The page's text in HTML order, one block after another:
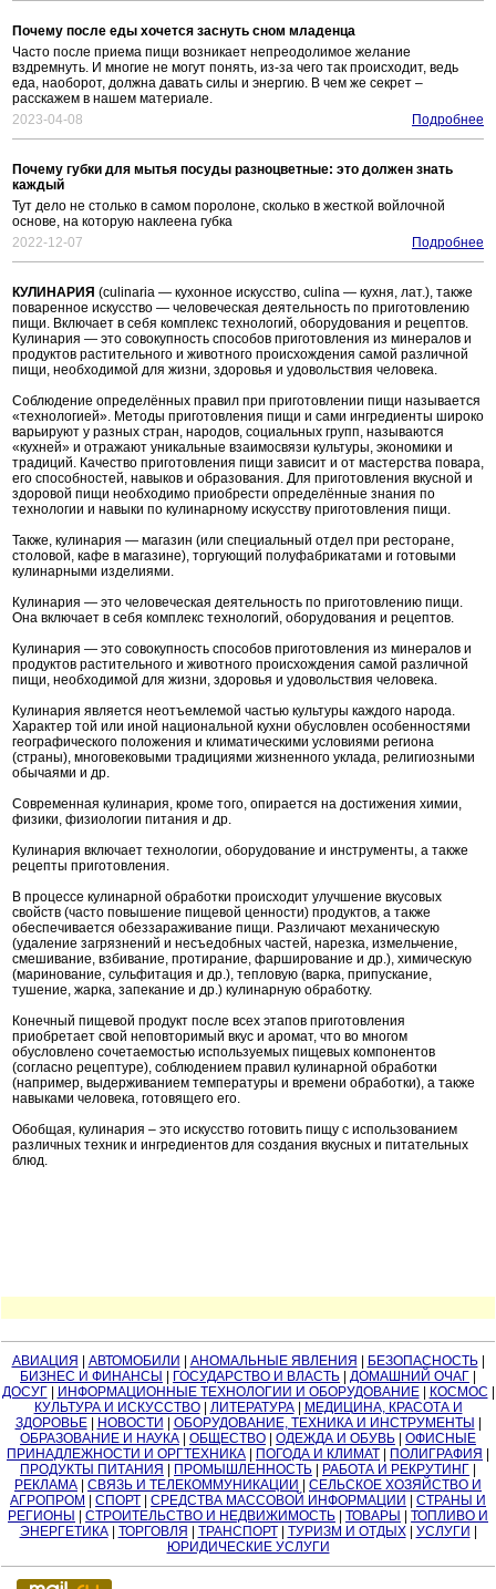
Почему после еды хочется заснуть сном младенца
Часто после приема пищи возникает непреодолимое желание
вздремнуть. И многие не могут понять, из-за чего так происходит, ведь
еда, наоборот, должна давать силы и энергию. В чем же секрет –
расскажем в нашем материале.
2023-04-08
Подробнее
Почему губки для мытья посуды разноцветные: это должен знать
каждый
Тут дело не столько в самом поролоне, сколько в жесткой войлочной
основе, на которую наклеена губка
2022-12-07
Подробнее
КУЛИНАРИЯ (culinaria — кухонное искусство, culina — кухня, лат.), также
поваренное искусство — человеческая деятельность по приготовлению
пищи. Включает в себя комплекс технологий, оборудования и рецептов.
Кулинария — это совокупность способов приготовления из минералов и
продуктов растительного и животного происхождения самой различной
пищи, необходимой для жизни, здоровья и удовольствия человека.
Соблюдение определённых правил при приготовлении пищи называется
«технологией». Методы приготовления пищи и сами ингредиенты широко
варьируют у разных стран, народов, социальных групп, называются
«кухней» и отражают уникальные взаимосвязи культуры, экономики и
традиций. Качество приготовления пищи зависит и от мастерства повара,
его способностей, навыков и образования. Для приготовления вкусной и
здоровой пищи необходимо приобрести определённые знания по
технологии и навыки по кулинарному искусству приготовления пищи.
Также, кулинария — магазин (или специальный отдел при ресторане,
столовой, кафе в магазине), торгующий полуфабрикатами и готовыми
кулинарными изделиями.
Кулинария — это человеческая деятельность по приготовлению пищи.
Она включает в себя комплекс технологий, оборудования и рецептов.
Кулинария — это совокупность способов приготовления из минералов и
продуктов растительного и животного происхождения самой различной
пищи, необходимой для жизни, здоровья и удовольствия человека.
Кулинария является неотъемлемой частью культуры каждого народа.
Характер той или иной национальной кухни обусловлен особенностями
географического положения и климатическими условиями региона
(страны), многовековыми традициями жизненного уклада, религиозными
обычаями и др.
Современная кулинария, кроме того, опирается на достижения химии,
физики, физиологии питания и др.
Кулинария включает технологии, оборудование и инструменты, а также
рецепты приготовления.
В процессе кулинарной обработки происходит улучшение вкусовых
свойств (часто повышение пищевой ценности) продуктов, а также
обеспечивается обеззараживание пищи. Различают механическую
(удаление загрязнений и несъедобных частей, нарезка, измельчение,
смешивание, взбивание, протирание, фарширование и др.), химическую
(маринование, сульфитация и др.), тепловую (варка, припускание,
тушение, жарка, запекание и др.) кулинарную обработку.
Конечный пищевой продукт после всех этапов приготовления
приобретает свой неповторимый вкус и аромат, что во многом
обусловлено сочетаемостью используемых пищевых компонентов
(согласно рецептуре), соблюдением правил кулинарной обработки
(например, выдерживанием температуры и времени обработки), а также
навыками человека, готовящего его.
Обобщая, кулинария – это искусство готовить пищу с использованием
различных техник и ингредиентов для создания вкусных и питательных
блюд.
АВИАЦИЯ АВТОМОБИЛИ АНОМАЛЬНЫЕ ЯВЛЕНИЯ БЕЗОПАСНОСТЬ|
БИЗНЕС И ФИНАНСЫ
ГОСУДАРСТВО И ВЛАСТЬ ДОМАШНИЙ ОЧАГ
ДОСУГ| ИНФОРМАЦИОННЫЕ ТЕХНОЛОГИИ И ОБОРУДОВАНИЕ| КОСМОС
КУЛЬТУРА И ИСКУССТВО| ЛИТЕРАТУРА|
МЕДИЦИНА, КРАСОТА И
ЗДОРОВЬЕ| НОВОСТИ ОБОРУДОВАНИЕ, ТЕХНИКА И ИНСТРУМЕНТЫ
ОБРАЗОВАНИЕ И НАУКА
ОБЩЕСТВО ОДЕЖДА И ОБУВЬ
ОФИСНЫЕ
ПРИНАДЛЕЖНОСТИ И ОРГТЕХНИКА
ПОГОДА И КЛИМАТ ПОЛИГРАФИЯ
ПРОДУКТЫ ПИТАНИЯ
ПРОМЫШЛЕННОСТЬ РАБОТА И РЕКРУТИНГ
РЕКЛАМА
СВЯЗЬ И ТЕЛЕКОММУНИКАЦИИ
СЕЛЬСКОЕ ХОЗЯЙСТВО И
АГРОПРОМ
СПОРТ СРЕДСТВА МАССОВОЙ ИНФОРМАЦИИ
СТРАНЫ И
РЕГИОНЫ
СТРОИТЕЛЬСТВО И НЕДВИЖИМОСТЬ ТОВАРЫ
ТОПЛИВО И
ЭНЕРГЕТИКА| ТОРГОВЛЯ ТРАНСПОРТ| ТУРИЗМ И ОТДЫХ| УСЛУГИ
ЮРИДИЧЕСКИЕ УСЛУГИ